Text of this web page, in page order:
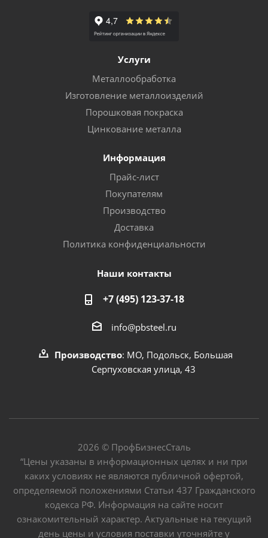
Услуги
Металлообработка
Изготовление металлоизделий
Порошковая покраска
Цинкование металла
Информация
Прайс-лист
Покупателям
Производство
Доставка
Политика конфиденциальности
Наши контакты
+7 (495) 123-37-18
info@pbsteel.ru
Производство: МО, Подольск, Большая
Серпуховская улица, 43
2026 © ПрофБизнесСталь
“Цены указаны в информационных целях и ни при
каких условиях не являются публичной офертой,
определяемой положениями Статьи 437 Гражданского
кодекса РФ. Информация на сайте носит
ознакомительный характер. Актуальные на текущий
день цены и условия поставки уточняйте у